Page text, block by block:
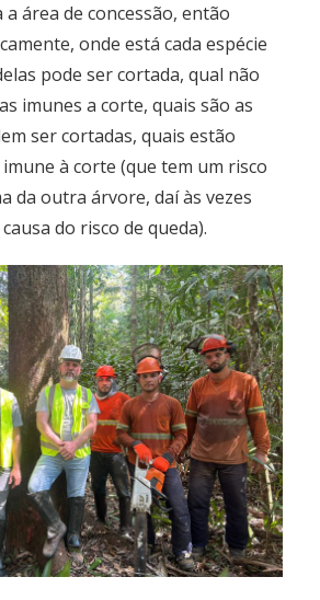
área de concessão, então
onde está cada espécie
pode ser cortada, qual não
imunes a corte, quais são as
ser cortadas, quais estão
à corte (que tem um risco
da outra árvore, daí às vezes
do risco de queda).